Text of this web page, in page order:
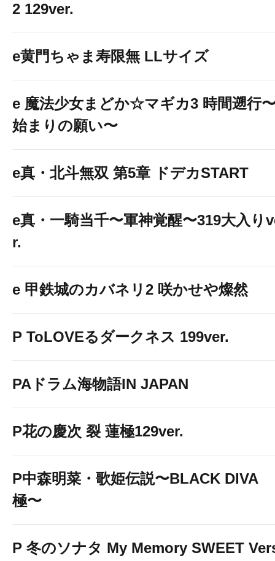
2 129ver.
e黄門ちゃま寿限無 LLサイズ
e 魔法少女まどか☆マギカ3 時間遡行
始まりの願い〜
e真・北斗無双 第5章 ドデカSTART
e真・一騎当千〜軍神覚醒〜319大入り
r.
e 甲鉄城のカバネリ2 咲かせや燦然
P ToLOVEるダークネス 199ver.
PAドラム海物語IN JAPAN
P花の慶次 裂 蓮極129ver.
P中森明菜・歌姫伝説〜BLACK DIVA
極〜
P 冬のソナタ My Memory SWEET